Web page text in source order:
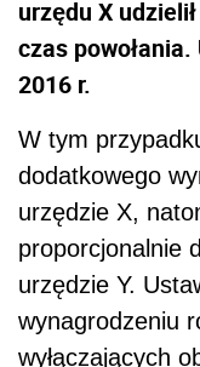
urzędu X
czas
2016 r.
W tym
dodatkowego
urzędzie X,
proporcjonalnie
urzędzie Y.
wynagrodzeniu
wyłączających